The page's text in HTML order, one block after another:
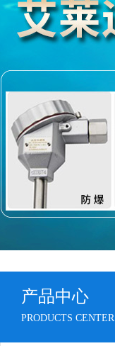
产品中心
PRODUCTS CENTER